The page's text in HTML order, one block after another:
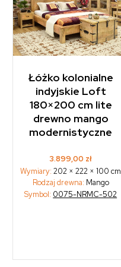
Łóżko kolonialne
indyjskie Loft
180×200 cm lite
drewno mango
modernistyczne
3.899,00 zł
Wymiary:202 × 222 × 100 cm
Rodzaj drewna: Mango
Symbol: 0075-NRMC-502